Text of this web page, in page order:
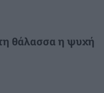
μέτρων εδώ και
θάλασσα η ψυχή